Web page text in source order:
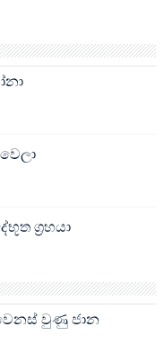
ග්‍රහයා
වුණු ජාන